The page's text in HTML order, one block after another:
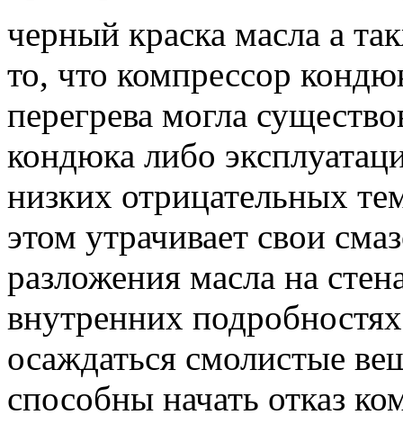
черный краска масла а
то, что компрессор
перегрева могла
кондюка либо
низких отрицательных
этом утрачивает свои
разложения масла на
внутренних
осаждаться смолистые
способны начать отказ